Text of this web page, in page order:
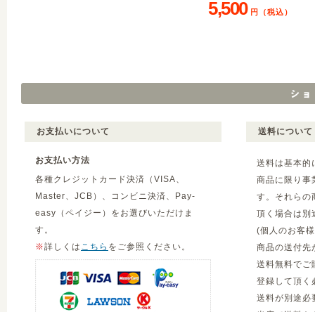
5,500 円（税込）
お支払いについて
お支払い方法
各種クレジットカード決済（VISA、
Master、JCB）、コンビニ決済、Pay-
easy（ペイジー）をお選びいただけま
す。
※詳しくは こちら をご参照ください。
送料について
送料は基本的
商品に限り事
す。それらの
頂く場合は別
(個人のお客
商品の送付先
送料無料でご
登録して頂く
送料が別途必